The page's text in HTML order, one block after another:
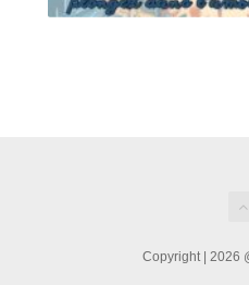
Copyright | 2026